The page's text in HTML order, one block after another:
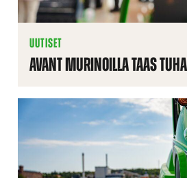
UUTISET
AVANT MURINOILLA TAAS